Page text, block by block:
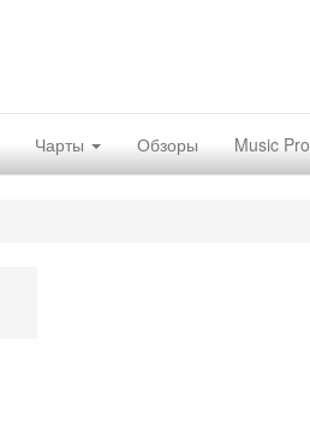
Чарты Обзоры Music Pro